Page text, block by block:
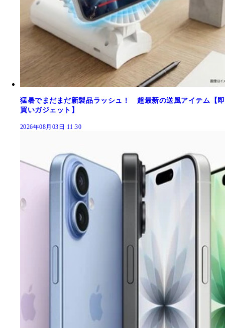
猛暑でまだまだ新製品ラッシュ！ 超最新の送風アイテム【即
買いガジェット】
2026年08月03日 11:30